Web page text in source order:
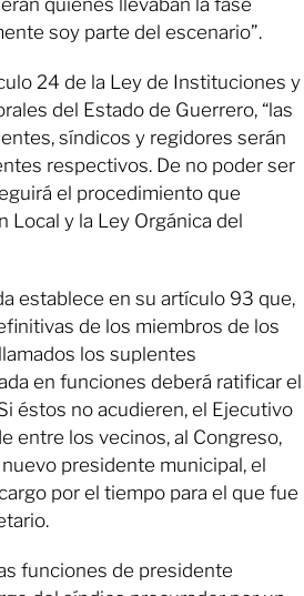
soy parte del escenario”.
24 de la Ley de Instituciones y
del Estado de Guerrero, “las
síndicos y regidores serán
respectivos. De no poder ser
el procedimiento que
Local y la Ley Orgánica del
establece en su artículo 93 que,
de los miembros de los
los suplentes
en funciones deberá ratificar el
éstos no acudieren, el Ejecutivo
entre los vecinos, al Congreso,
presidente municipal, el
por el tiempo para el que fue
funciones de presidente